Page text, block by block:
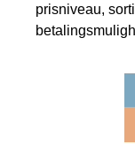
prisniveau,